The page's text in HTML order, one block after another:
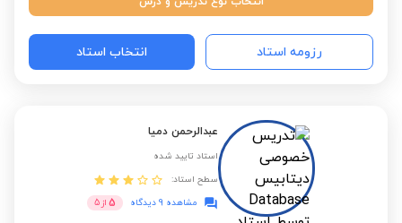
رزومه استاد انتخاب استاد
عبدالرحمن دمیا
استاد تایید شده
سطح استاد:
مشاهده 9 دیدگاه
5 از 5